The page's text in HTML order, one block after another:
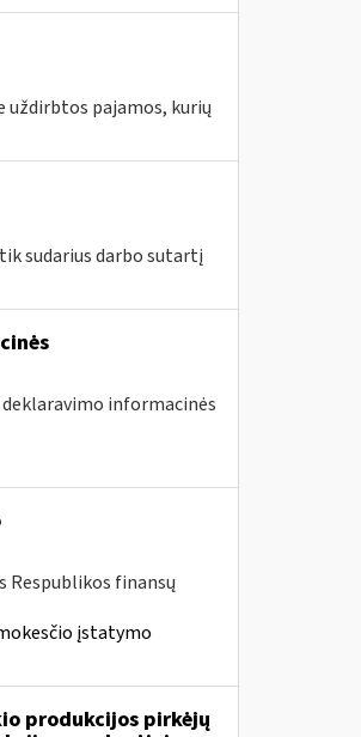
uždirbtos pajamos, kurių
sudarius darbo sutartį
informacinės
Respublikos finansų
įstatymo
produkcijos pirkėjų